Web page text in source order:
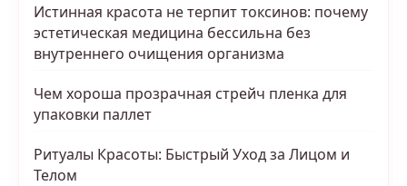
Истинная красота не терпит токсинов: почему
эстетическая медицина бессильна без
внутреннего очищения организма
Чем хороша прозрачная стрейч пленка для
упаковки паллет
Ритуалы Красоты: Быстрый Уход за Лицом и
Телом